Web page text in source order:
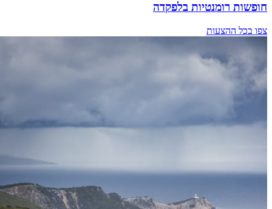
חופשות רומנטיות בלפקדה
צפו בכל ההצעות